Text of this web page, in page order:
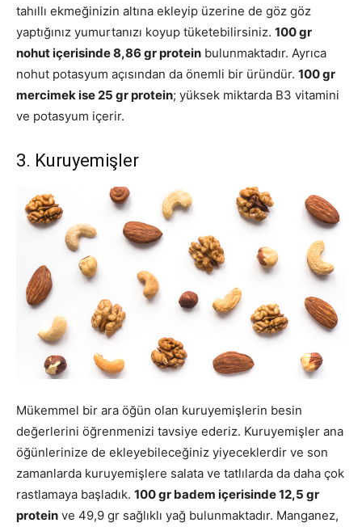
tahıllı ekmeğinizin altına ekleyip üzerine de göz göz
yaptığınız yumurtanızı koyup tüketebilirsiniz. 100 gr
nohut içerisinde 8,86 gr protein bulunmaktadır. Ayrıca
nohut potasyum açısından da önemli bir üründür. 100 gr
mercimek ise 25 gr protein; yüksek miktarda B3 vitamini
ve potasyum içerir.
3. Kuruyemişler
Mükemmel bir ara öğün olan kuruyemişlerin besin
değerlerini öğrenmenizi tavsiye ederiz. Kuruyemişler ana
öğünlerinize de ekleyebileceğiniz yiyeceklerdir ve son
zamanlarda kuruyemişlere salata ve tatlılarda da daha çok
rastlamaya başladık. 100 gr badem içerisinde 12,5 gr
protein ve 49,9 gr sağlıklı yağ bulunmaktadır. Manganez,